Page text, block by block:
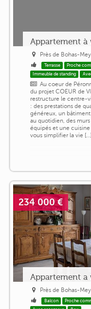
Appartement à
Près de Bohas-
Terrasse Proche
Immeuble de standing
Au coeur de
du projet COEUR de
restructure le centre-
: des prestations de
généreux, un
au quotidien, des
équipés et une
vous simplifier la vie [...]
234 000 €
Appartement a
Près de Bohas-
Balcon Proche